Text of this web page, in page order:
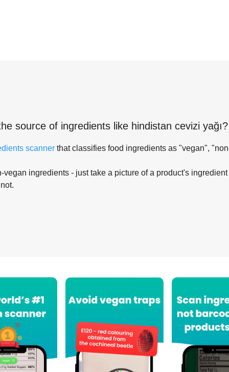
source of ingredients like hindistan cevizi yağı?
scanner that classifies food ingredients as "vegan",
vegan ingredients - just take a picture of a product's